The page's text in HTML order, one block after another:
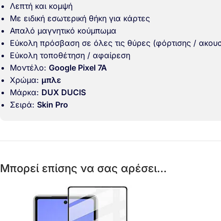
Λεπτή και κομψή
Με ειδική εσωτερική θήκη για κάρτες
Απαλό μαγνητικό κούμπωμα
Εύκολη πρόσβαση σε όλες τις θύρες (φόρτισης /
Εύκολη τοποθέτηση / αφαίρεση
Μοντέλο: Google Pixel 7A
Χρώμα: μπλε
Μάρκα: DUX DUCIS
Σειρά: Skin Pro
Μπορεί επίσης να σας αρέσει…